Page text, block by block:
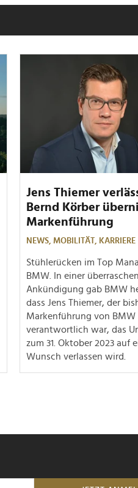
Jens Thiemer
Bernd Körber
Markenführung
NEWS, MOBILITÄT, KARRIERE
Stühlerücken im Top
BMW. In einer
Ankündigung gab BMW
dass Jens Thiemer, der
Markenführung von BMW
verantwortlich war, das
zum 31. Oktober 2023 auf
Wunsch verlassen wird.